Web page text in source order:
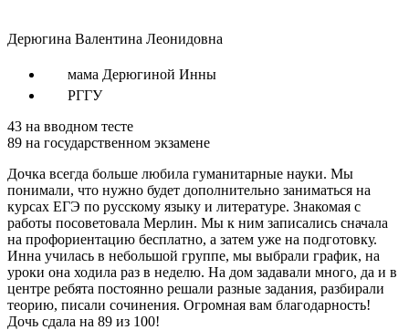
Дерюгина Валентина Леонидовна
мама Дерюгиной Инны
РГГУ
43 на вводном тесте
89 на государственном экзамене
Дочка всегда больше любила гуманитарные науки. Мы
понимали, что нужно будет дополнительно заниматься на
курсах ЕГЭ по русскому языку и литературе. Знакомая с
работы посоветовала Мерлин. Мы к ним записались сначала
на профориентацию бесплатно, а затем уже на подготовку.
Инна училась в небольшой группе, мы выбрали график, на
уроки она ходила раз в неделю. На дом задавали много, да и в
центре ребята постоянно решали разные задания, разбирали
теорию, писали сочинения. Огромная вам благодарность!
Дочь сдала на 89 из 100!